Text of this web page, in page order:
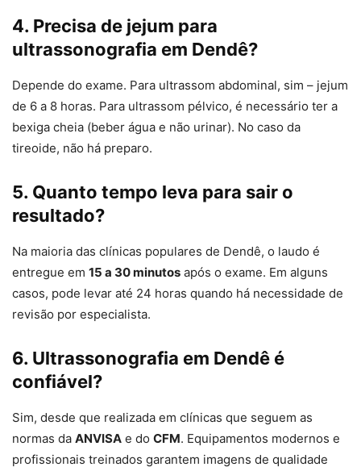
4. Precisa de jejum para
ultrassonografia em Dendê?
Depende do exame. Para ultrassom abdominal, sim – jejum
de 6 a 8 horas. Para ultrassom pélvico, é necessário ter a
bexiga cheia (beber água e não urinar). No caso da
tireoide, não há preparo.
5. Quanto tempo leva para sair o
resultado?
Na maioria das clínicas populares de Dendê, o laudo é
entregue em 15 a 30 minutos após o exame. Em alguns
casos, pode levar até 24 horas quando há necessidade de
revisão por especialista.
6. Ultrassonografia em Dendê é
confiável?
Sim, desde que realizada em clínicas que seguem as
normas da ANVISA e do CFM. Equipamentos modernos e
profissionais treinados garantem imagens de qualidade